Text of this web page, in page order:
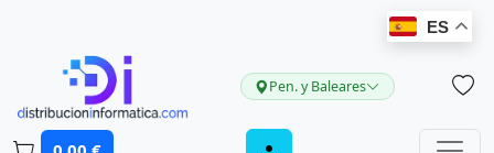
ES
Pen. y Baleares